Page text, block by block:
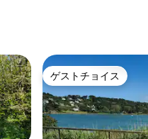
ゲストチョイス
ゲストチョイス